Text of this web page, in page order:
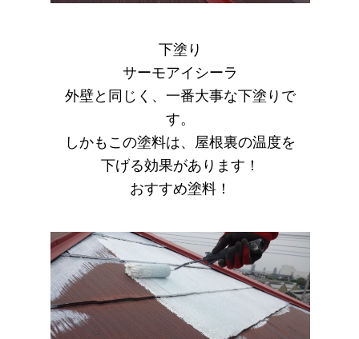
下塗り
サーモアイシーラ
外壁と同じく、一番大事な下塗りで
す。
しかもこの塗料は、屋根裏の温度を
下げる効果があります！
おすすめ塗料！